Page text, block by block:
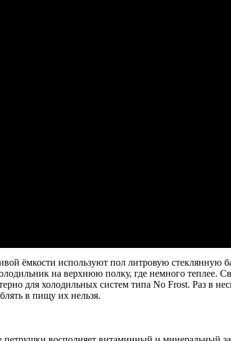
ёмкости используют пол литровую стеклянную
на верхнюю полку, где немного теплее.
для холодильных систем типа No Frost. Раз в
в пищу их нельзя.